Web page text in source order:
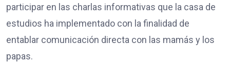
participar en las charlas informativas que la casa de
estudios ha implementado con la finalidad de
entablar comunicación directa con las mamás y los
papas.